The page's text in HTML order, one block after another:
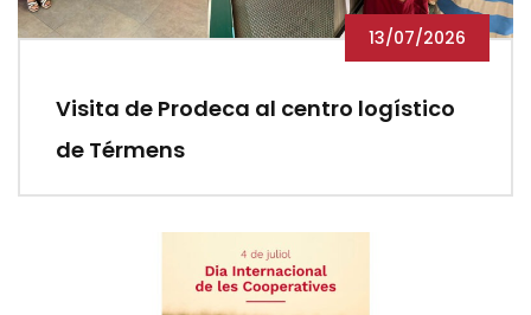
13/07/2026
Visita de Prodeca al centro logístico
de Térmens